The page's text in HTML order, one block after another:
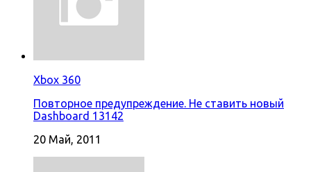
Xbox 360
Повторное предупреждение. Не ставить новый
Dashboard 13142
20 Май, 2011